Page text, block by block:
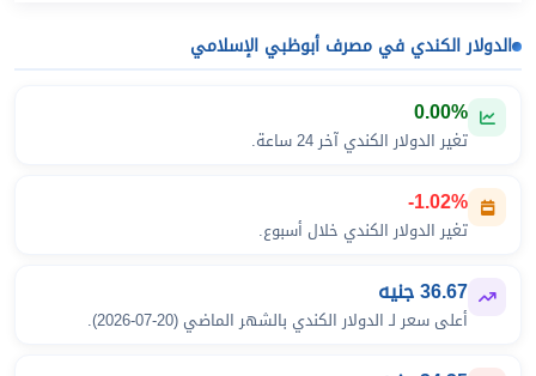
الدولار الكندي في مصرف أبوظبي الإسلامي
0.00%
تغير الدولار الكندي آخر 24 ساعة.
-1.02%
تغير الدولار الكندي خلال أسبوع.
36.67 جنيه
أعلى سعر لـ الدولار الكندي بالشهر الماضي (20-07-2026).